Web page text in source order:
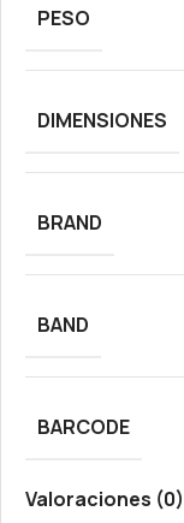
PESO
DIMENSIONES
BRAND
BAND
BARCODE
Valoraciones (0)